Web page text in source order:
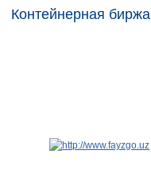
Контейнерная биржа